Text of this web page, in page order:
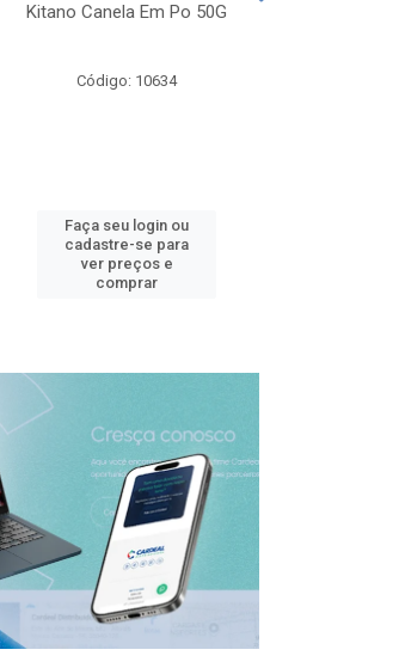
Kitano Canela Em Po 50G
Código: 10634
Faça seu login ou
cadastre-se para
ver preços e
comprar